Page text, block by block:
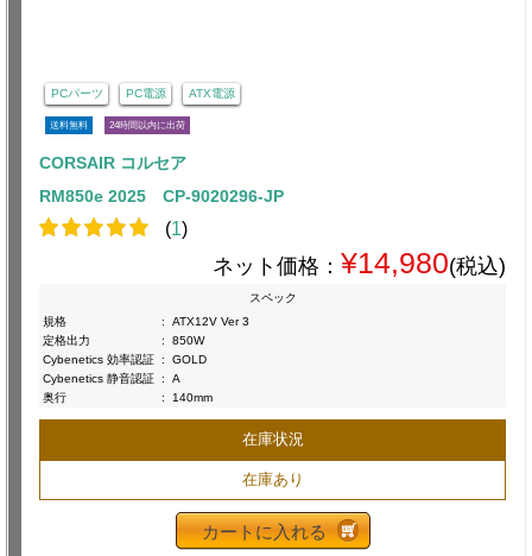
PCパーツ PC電源 ATX電源
送料無料 24時間以内に出荷
CORSAIR コルセア
RM850e 2025 CP-9020296-JP
(1)
ネット価格： ¥14,980(税込)
スペック
規格
:
ATX12V Ver 3
定格出力
:
850W
Cybenetics 効率認証 :
GOLD
Cybenetics 静音認証 :
A
奥行
: 140mm
在庫状況
在庫あり
カートに入れる